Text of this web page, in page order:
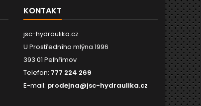
KONTAKT
jsc-hydraulika.cz
U Prostředního mlýna 1996
393 01 Pelhřimov
Telefon: 777 224 269
E-mail: prodejna@jsc-hydraulika.cz